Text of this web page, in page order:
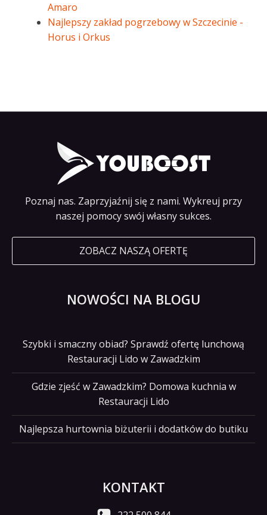
Amaro
Najlepszy zakład pogrzebowy w Szczecinie -
Horus i Orkus
Poznaj nas. Zaprzyjaźnij się z nami. Wykreuj przy
naszej pomocy swój własny sukces.
ZOBACZ NASZĄ OFERTĘ
NOWOŚCI NA BLOGU
Szybki i smaczny obiad? Sprawdź ofertę lunchową
Restauracji Lido w Zawadzkim
Gdzie zjeść w Zawadzkim? Domowa kuchnia w
Restauracji Lido
Najlepsza hurtownia biżuterii i dodatków do butiku
KONTAKT